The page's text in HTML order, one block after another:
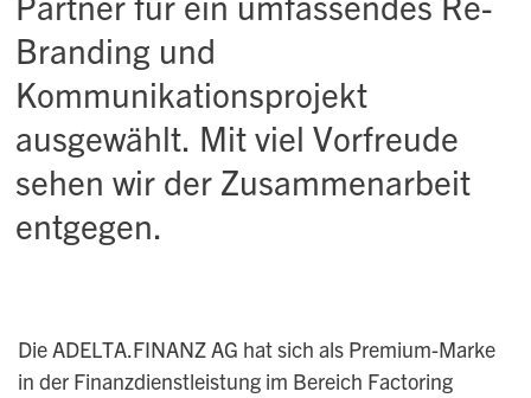
Branding und
Kommunikationsprojekt
ausgewählt. Mit viel Vorfreude
sehen wir der Zusammenarbeit
entgegen.
Die ADELTA.FINANZ AG hat sich als Premium-Marke
in der Finanzdienstleistung im Bereich Factoring